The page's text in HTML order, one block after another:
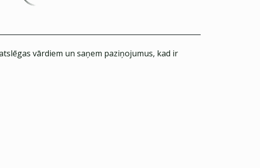
vārdiem un saņem paziņojumus, kad ir